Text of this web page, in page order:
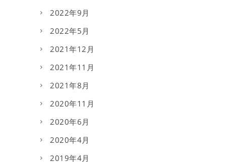
2022年9月
2022年5月
2021年12月
2021年11月
2021年8月
2020年11月
2020年6月
2020年4月
2019年4月